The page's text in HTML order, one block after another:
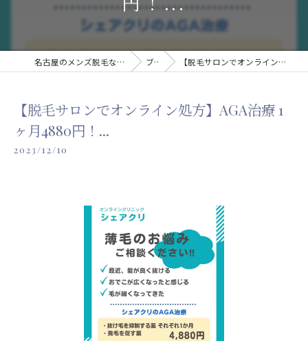
名古屋のメンズ脱毛ならKanaloa beauty salon ブログ 【脱毛サロンでオンライン処方】AGA治療 1ヶ月4880円！...
【脱毛サロンでオンライン処方】AGA治療 1
ヶ月4880円！...
2023/12/10